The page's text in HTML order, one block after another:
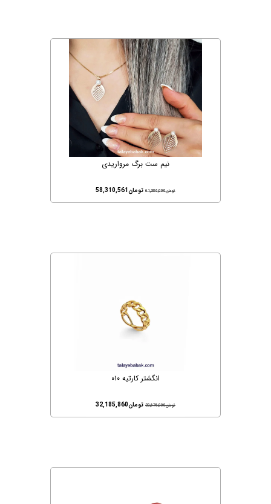
نیم ست برگ مرواریدی
تومان61,386,000 تومان58,310,561
انگشتر کارتیه ۰۱۰
تومان32,676,000 تومان32,185,860